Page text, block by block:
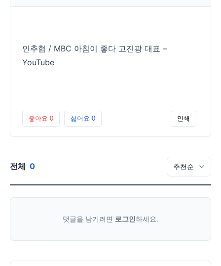
인추협 / MBC 아침이 좋다 고진광 대표 –
YouTube
좋아요 0 싫어요 0 인쇄
전체 0
댓글을 남기려면 로그인하세요.